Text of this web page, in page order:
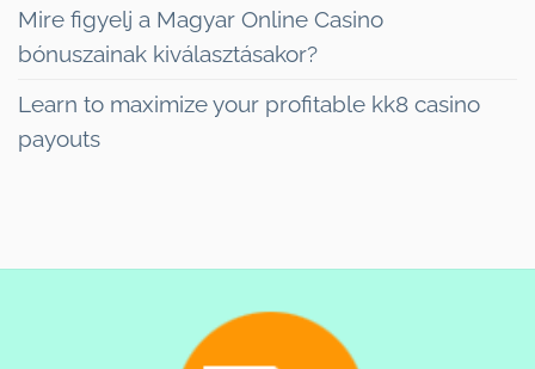
Mire figyelj a Magyar Online Casino
bónuszainak kiválasztásakor?
Learn to maximize your profitable kk8 casino
payouts